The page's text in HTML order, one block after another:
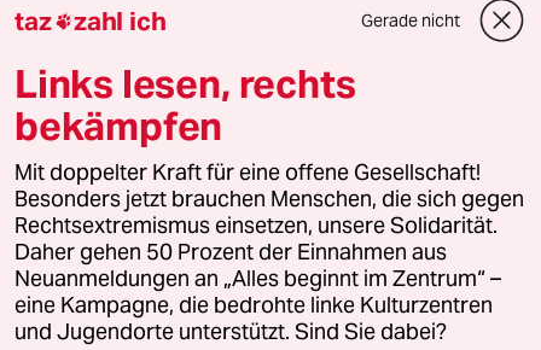
fernverbindung
klima update°
Mauerecho
Freie Rede
taz zahl ich Gerade nicht
Links lesen, rechts
bekämpfen
Mit doppelter Kraft für eine offene Gesellschaft!
Besonders jetzt brauchen Menschen, die sich gegen
Rechtsextremismus einsetzen, unsere Solidarität.
Daher gehen 50 Prozent der Einnahmen aus
Neuanmeldungen an „Alles beginnt im Zentrum“ –
eine Kampagne, die bedrohte linke Kulturzentren
und Jugendorte unterstützt. Sind Sie dabei?